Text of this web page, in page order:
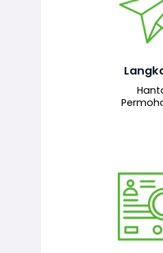
Permohonan yang
untuk proses
Pegawai
maklumat yang
semua maklumat